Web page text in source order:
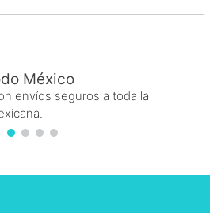
México
envíos seguros a toda la